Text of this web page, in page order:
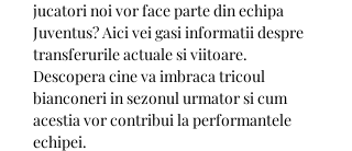
jucatori noi vor face parte din echipa
Juventus? Aici vei gasi informatii despre
transferurile actuale si viitoare.
Descopera cine va imbraca tricoul
bianconeri in sezonul urmator si cum
acestia vor contribui la performantele
echipei.